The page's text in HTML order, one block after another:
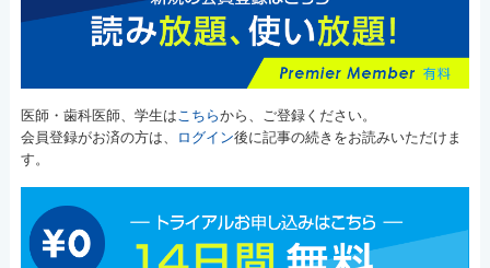
医師・歯科医師、学生は こちらから、ご登録ください。
会員登録がお済の方は、
ログイン後に記事の続きをお読みいただけま
す。